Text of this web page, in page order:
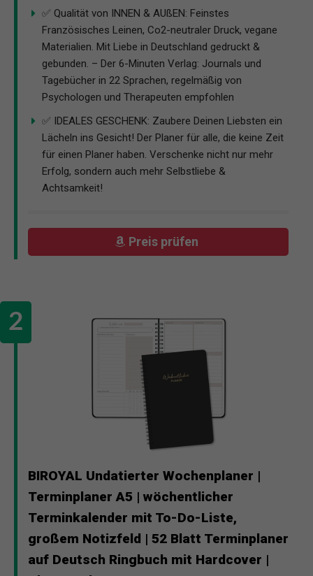
✅ Qualität von INNEN & AUßEN: Feinstes
Französisches Leinen, Co2-neutraler Druck, vegane
Materialien. Mit Liebe in Deutschland gedruckt &
gebunden. – Der 6-Minuten Verlag: Journals und
Tagebücher in 22 Sprachen, regelmäßig von
Psychologen und Therapeuten empfohlen
✅ IDEALES GESCHENK: Zaubere Deinen Liebsten ein
Lächeln ins Gesicht! Der Planer für alle, die keine Zeit
für einen Planer haben. Verschenke nicht nur mehr
Erfolg, sondern auch mehr Selbstliebe &
Achtsamkeit!
Preis prüfen
BIROYAL Undatierter Wochenplaner |
Terminplaner A5 | wöchentlicher
Terminkalender mit To-Do-Liste,
großem Notizfeld | 52 Blatt Terminplaner
auf Deutsch Ringbuch mit Hardcover |